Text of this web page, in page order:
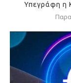
Υπεγράφη η